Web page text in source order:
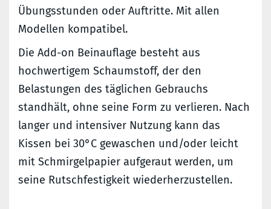
Übungsstunden oder Auftritte. Mit allen
Modellen kompatibel.
Die Add-on Beinauflage besteht aus
hochwertigem Schaumstoff, der den
Belastungen des täglichen Gebrauchs
standhält, ohne seine Form zu verlieren. Nach
langer und intensiver Nutzung kann das
Kissen bei 30°C gewaschen und/oder leicht
mit Schmirgelpapier aufgeraut werden, um
seine Rutschfestigkeit wiederherzustellen.